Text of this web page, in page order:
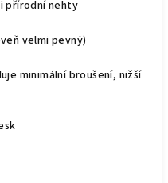
přírodní nehty
velmi pevný)
minimální broušení, nižší